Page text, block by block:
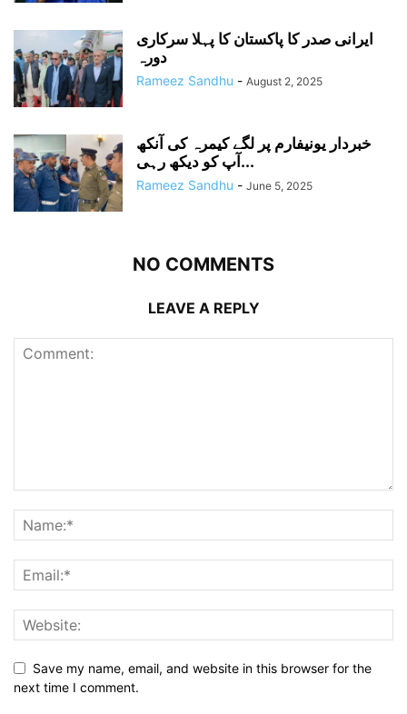
ایرانی صدر کا پاکستان کا پہلا سرکاری
دورہ
Rameez Sandhu - August 2, 2025
خبردار یونیفارم پر لگے کیمرہ کی آنکھ
آپ کو دیکھ رہی...
Rameez Sandhu - June 5, 2025
NO COMMENTS
LEAVE A REPLY
Save my name, email, and website in this browser for the
next time I comment.